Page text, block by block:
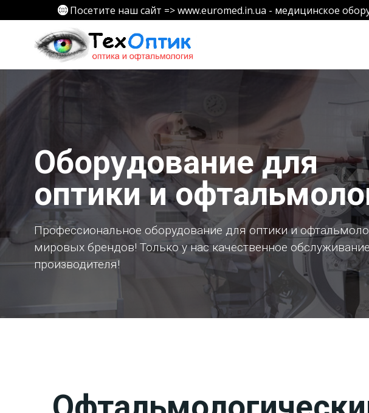
к
содержимому
Посетите наш сайт => www.euromed.in.ua - медицинское
Оборудование для
оптики и
Профессиональное оборудование для оптики и
мировых брендов! Только у нас качественное
производителя!